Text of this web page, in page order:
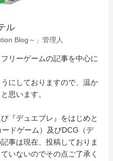
ル
Blog～」管理人
リーゲームの記事を中心に
にしておりますので、温か
思います。
『デュエプレ』をはじめと
ドゲーム）及びDCG（デ
事は現在、投稿しておりま
いないのでその点ご了承く